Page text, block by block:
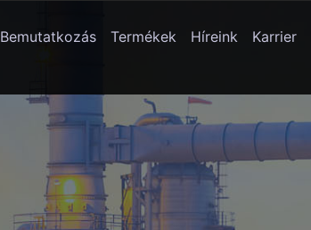
Bemutatkozás Termékek Híreink Karrier